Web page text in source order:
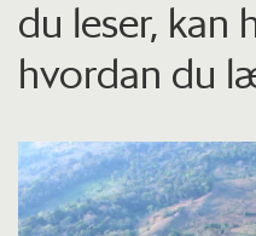
du leser, kan
hvordan du